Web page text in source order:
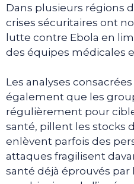
Dans plusieurs régions
crises sécuritaires ont
lutte contre Ebola en
des équipes médicales
Les analyses
également que les
régulièrement pour
santé, pillent les stocks
enlèvent parfois des
attaques fragilisent
santé déjà éprouvés par